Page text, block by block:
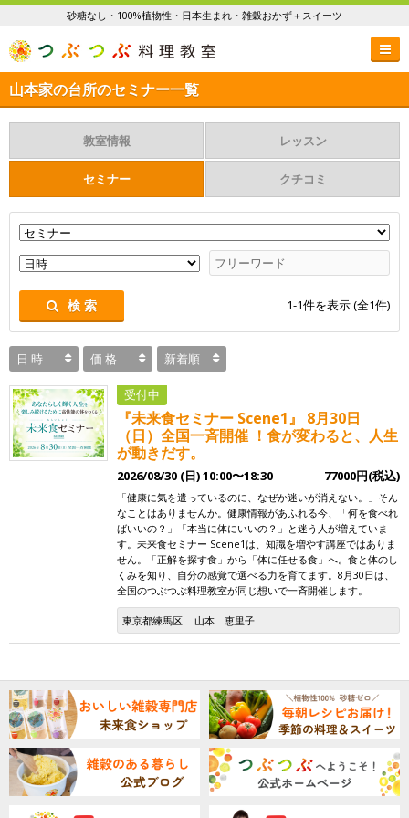
砂糖なし・100%植物性・日本生まれ・雑穀おかず＋スイーツ
山本家の台所のセミナー一覧
教室情報 レッスン
セミナー クチコミ
検 索 1-1件を表示 (全1件)
日 時 価 格 新着順
受付中
『未来食セミナー Scene1』 8月30日
（日）全国一斉開催 ！食が変わると、人生
が動きだす。
2026/08/30 (日) 10:00〜18:30 77000円(税込)
「健康に気を遣っているのに、なぜか迷いが消えない。」そん
なことはありませんか。健康情報があふれる今、「何を食べれ
ばいいの？」「本当に体にいいの？」と迷う人が増えていま
す。未来食セミナー Scene1は、知識を増やす講座ではありま
せん。「正解を探す食」から「体に任せる食」へ。食と体のし
くみを知り、自分の感覚で選べる力を育てます。8月30日は、
全国のつぶつぶ料理教室が同じ想いで一斉開催します。
東京都練馬区 山本 恵里子